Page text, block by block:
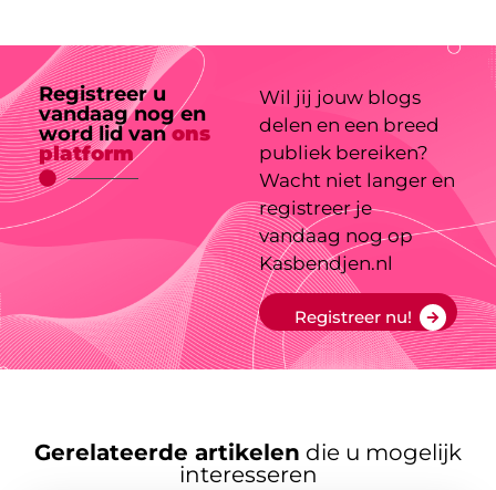
Registreer u
vandaag nog en
word lid vanons
platform
Wil jij jouw blogs
delen en een breed
publiek bereiken?
Wacht niet langer en
registreer je
vandaag nog op
Kasbendjen.nl
Registreer nu!
Gerelateerde artikelen die u mogelijk
interesseren